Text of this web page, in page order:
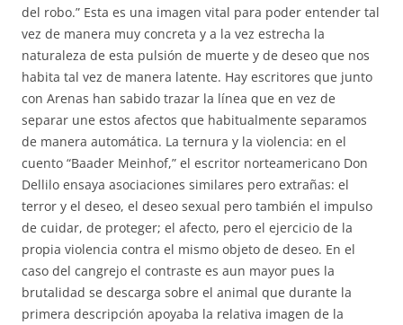
del robo.” Esta es una imagen vital para poder entender tal
vez de manera muy concreta y a la vez estrecha la
naturaleza de esta pulsión de muerte y de deseo que nos
habita tal vez de manera latente. Hay escritores que junto
con Arenas han sabido trazar la línea que en vez de
separar une estos afectos que habitualmente separamos
de manera automática. La ternura y la violencia: en el
cuento “Baader Meinhof,” el escritor norteamericano Don
Dellilo ensaya asociaciones similares pero extrañas: el
terror y el deseo, el deseo sexual pero también el impulso
de cuidar, de proteger; el afecto, pero el ejercicio de la
propia violencia contra el mismo objeto de deseo. En el
caso del cangrejo el contraste es aun mayor pues la
brutalidad se descarga sobre el animal que durante la
primera descripción apoyaba la relativa imagen de la